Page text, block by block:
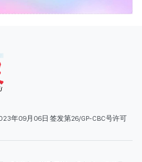
张德义、范氏云英、杨文光、阮德显、
434号